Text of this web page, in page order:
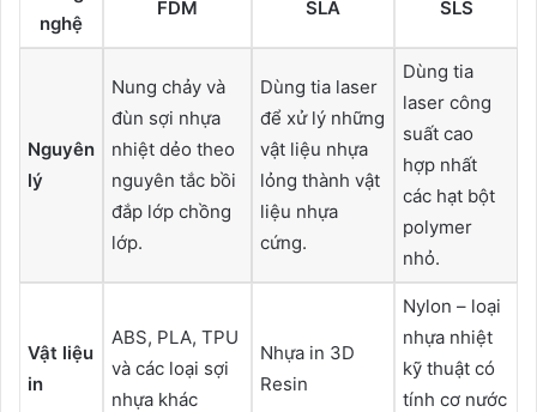
nghệ
FDM SLA SLS
Nguyên
lý
Nung chảy và
đùn sợi nhựa
nhiệt dẻo theo
nguyên tắc bồi
đắp lớp chồng
lớp.
Dùng tia laser
để xử lý những
vật liệu nhựa
lỏng thành vật
liệu nhựa
cứng.
Dùng tia
laser công
suất cao
hợp nhất
các hạt bột
polymer
nhỏ.
Vật liệu
in
ABS, PLA, TPU
và các loại sợi
nhựa khác
Nhựa in 3D
Resin
Nylon – loại
nhựa nhiệt
kỹ thuật có
tính cơ nước